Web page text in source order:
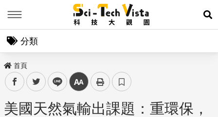
展
分類
首頁
facebooktwitter line 中
美國天然氣輸出課題：重環保，